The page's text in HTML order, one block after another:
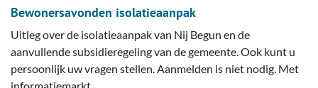
Bewonersavonden isolatieaanpak
Uitleg over de isolatieaanpak van Nij Begun en de
aanvullende subsidieregeling van de gemeente. Ook kunt u
persoonlijk uw vragen stellen. Aanmelden is niet nodig. Met
informatiemarkt.